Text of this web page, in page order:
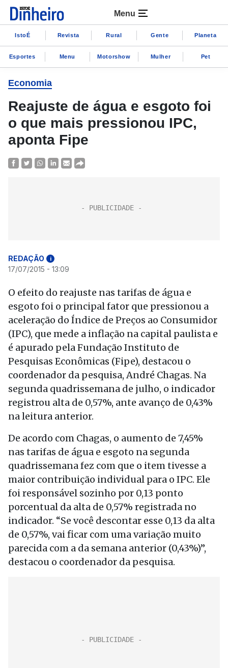
Menu
IstoÉ Revista Rural Gente Planeta
Esportes Menu Motorshow Mulher Pet
Economia
Reajuste de água e esgoto foi
o que mais pressionou IPC,
aponta Fipe
REDAÇÃO i
17/07/2015 - 13:09
O efeito do reajuste nas tarifas de água e
esgoto foi o principal fator que pressionou a
aceleração do Índice de Preços ao Consumidor
(IPC), que mede a inflação na capital paulista e
é apurado pela Fundação Instituto de
Pesquisas Econômicas (Fipe), destacou o
coordenador da pesquisa, André Chagas. Na
segunda quadrissemana de julho, o indicador
registrou alta de 0,57%, ante avanço de 0,43%
na leitura anterior.
De acordo com Chagas, o aumento de 7,45%
nas tarifas de água e esgoto na segunda
quadrissemana fez com que o item tivesse a
maior contribuição individual para o IPC. Ele
foi responsável sozinho por 0,13 ponto
porcentual da alta de 0,57% registrada no
indicador. “Se você descontar esse 0,13 da alta
de 0,57%, vai ficar com uma variação muito
parecida com a da semana anterior (0,43%)”,
destacou o coordenador da pesquisa.